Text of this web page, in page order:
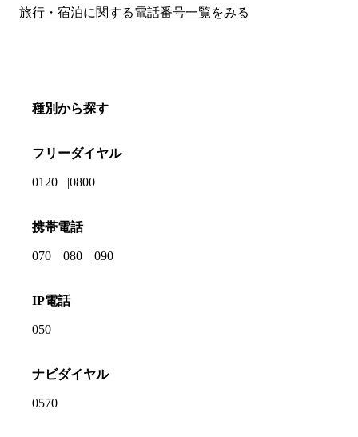
旅行・宿泊に関する電話番号一覧をみる
種別から探す
フリーダイヤル
0120 0800
携帯電話
070 080 090
IP電話
050
ナビダイヤル
0570